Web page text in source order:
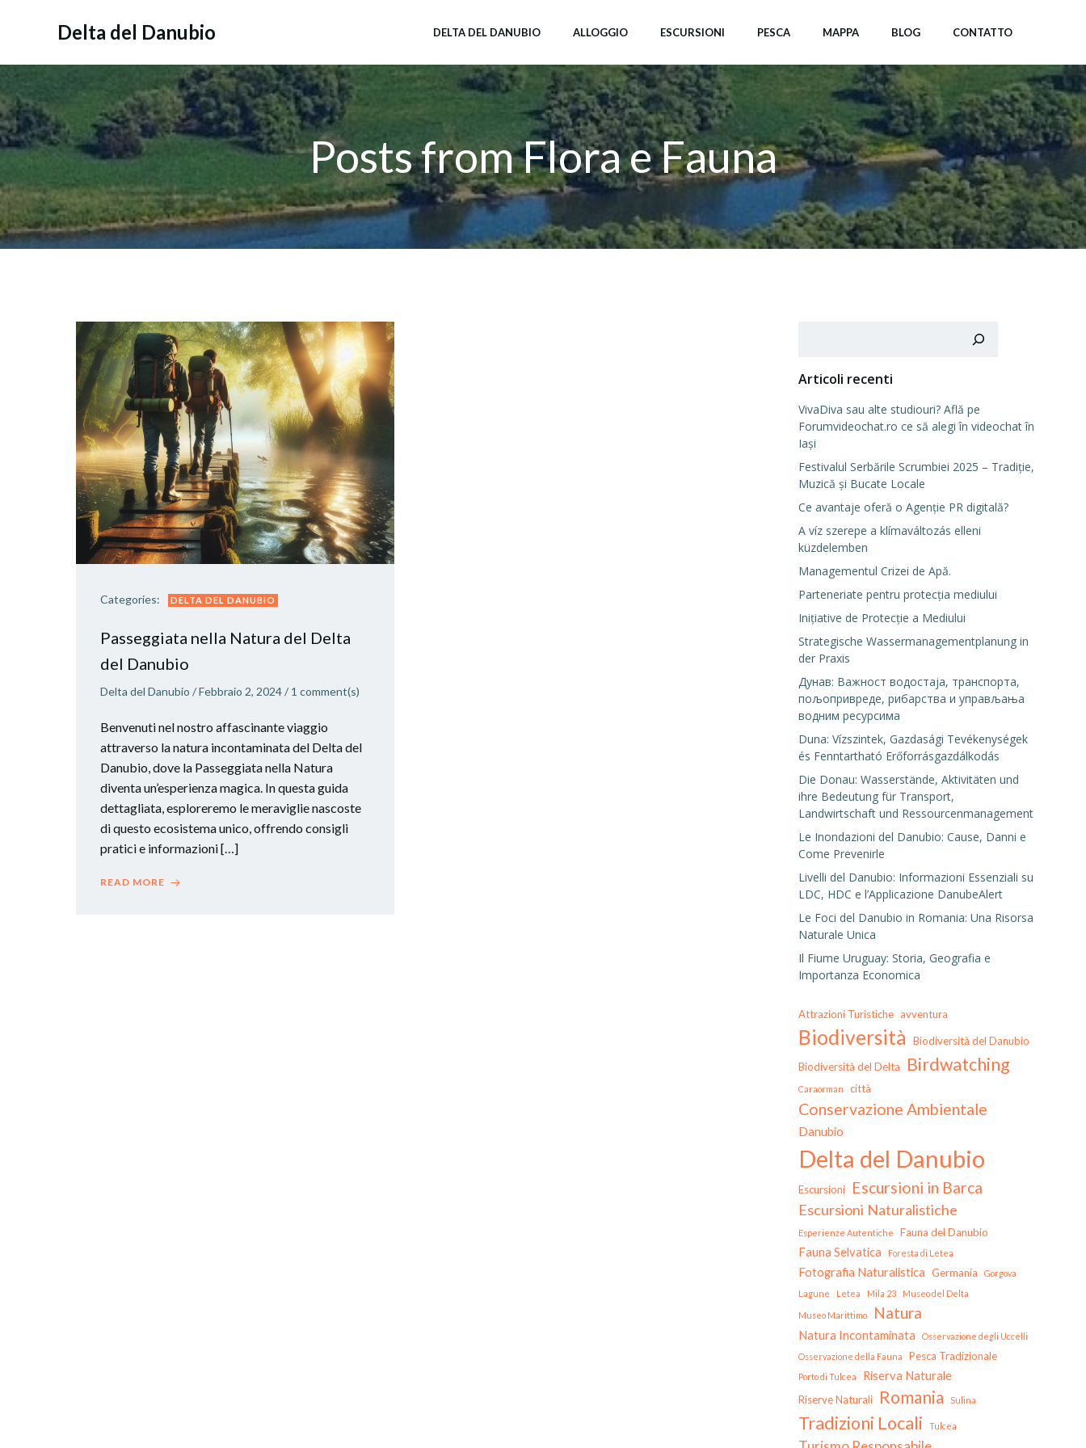
Delta del Danubio DELTA DEL DANUBIO ALLOGGIO ESCURSIONI PESCA MAPPA BLOG CONTATTO
Posts from Flora e Fauna
Categories: DELTA DEL DANUBIO
Passeggiata nella Natura del Delta
del Danubio
Delta del Danubio /Febbraio 2, 2024/ 1 comment(s)
Benvenuti nel nostro affascinante viaggio
attraverso la natura incontaminata del Delta del
Danubio, dove la Passeggiata nella Natura
diventa un’esperienza magica. In questa guida
dettagliata, esploreremo le meraviglie nascoste
di questo ecosistema unico, offrendo consigli
pratici e informazioni […]
READ MORE
Articoli recenti
VivaDiva sau alte studiouri? Află pe
Forumvideochat.ro ce să alegi în videochat în
Iași
Festivalul Serbările Scrumbiei 2025 – Tradiție,
Muzică și Bucate Locale
Ce avantaje oferă o Agenție PR digitală?
A víz szerepe a klímaváltozás elleni
küzdelemben
Managementul Crizei de Apă.
Parteneriate pentru protecția mediului
Inițiative de Protecție a Mediului
Strategische Wassermanagementplanung in
der Praxis
Дунав: Важност водостаја, транспорта,
пољопривреде, рибарства и управљања
водним ресурсима
Duna: Vízszintek, Gazdasági Tevékenységek
és Fenntartható Erőforrásgazdálkodás
Die Donau: Wasserstände, Aktivitäten und
ihre Bedeutung für Transport,
Landwirtschaft und Ressourcenmanagement
Le Inondazioni del Danubio: Cause, Danni e
Come Prevenirle
Livelli del Danubio: Informazioni Essenziali su
LDC, HDC e l’Applicazione DanubeAlert
Le Foci del Danubio in Romania: Una Risorsa
Naturale Unica
Il Fiume Uruguay: Storia, Geografia e
Importanza Economica
Attrazioni Turistiche avventura
Biodiversità
Biodiversità del Danubio
Biodiversità del Delta
Birdwatching
Caraorman città
Conservazione Ambientale
Danubio
Delta del Danubio
Escursioni Escursioni in Barca
Escursioni Naturalistiche
Esperienze Autentiche Fauna del Danubio
Fauna Selvatica Foresta di Letea
Fotografia Naturalistica Germania
Gorgova
Lagune
Letea Mila 23 Museo del Delta
Museo Marittimo Natura
Natura Incontaminata
Osservazione degli Uccelli
Osservazione della Fauna
Pesca Tradizionale
Porto di Tulcea Riserva Naturale
Riserve Naturali Romania Sulina
Tradizioni Locali Tulcea